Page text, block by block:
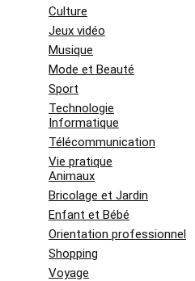
Culture
Jeux vidéo
Musique
Mode et Beauté
Sport
Technologie
Informatique
Télécommunication
Vie pratique
Animaux
Bricolage et Jardin
Enfant et Bébé
Orientation professionnel
Shopping
Voyage